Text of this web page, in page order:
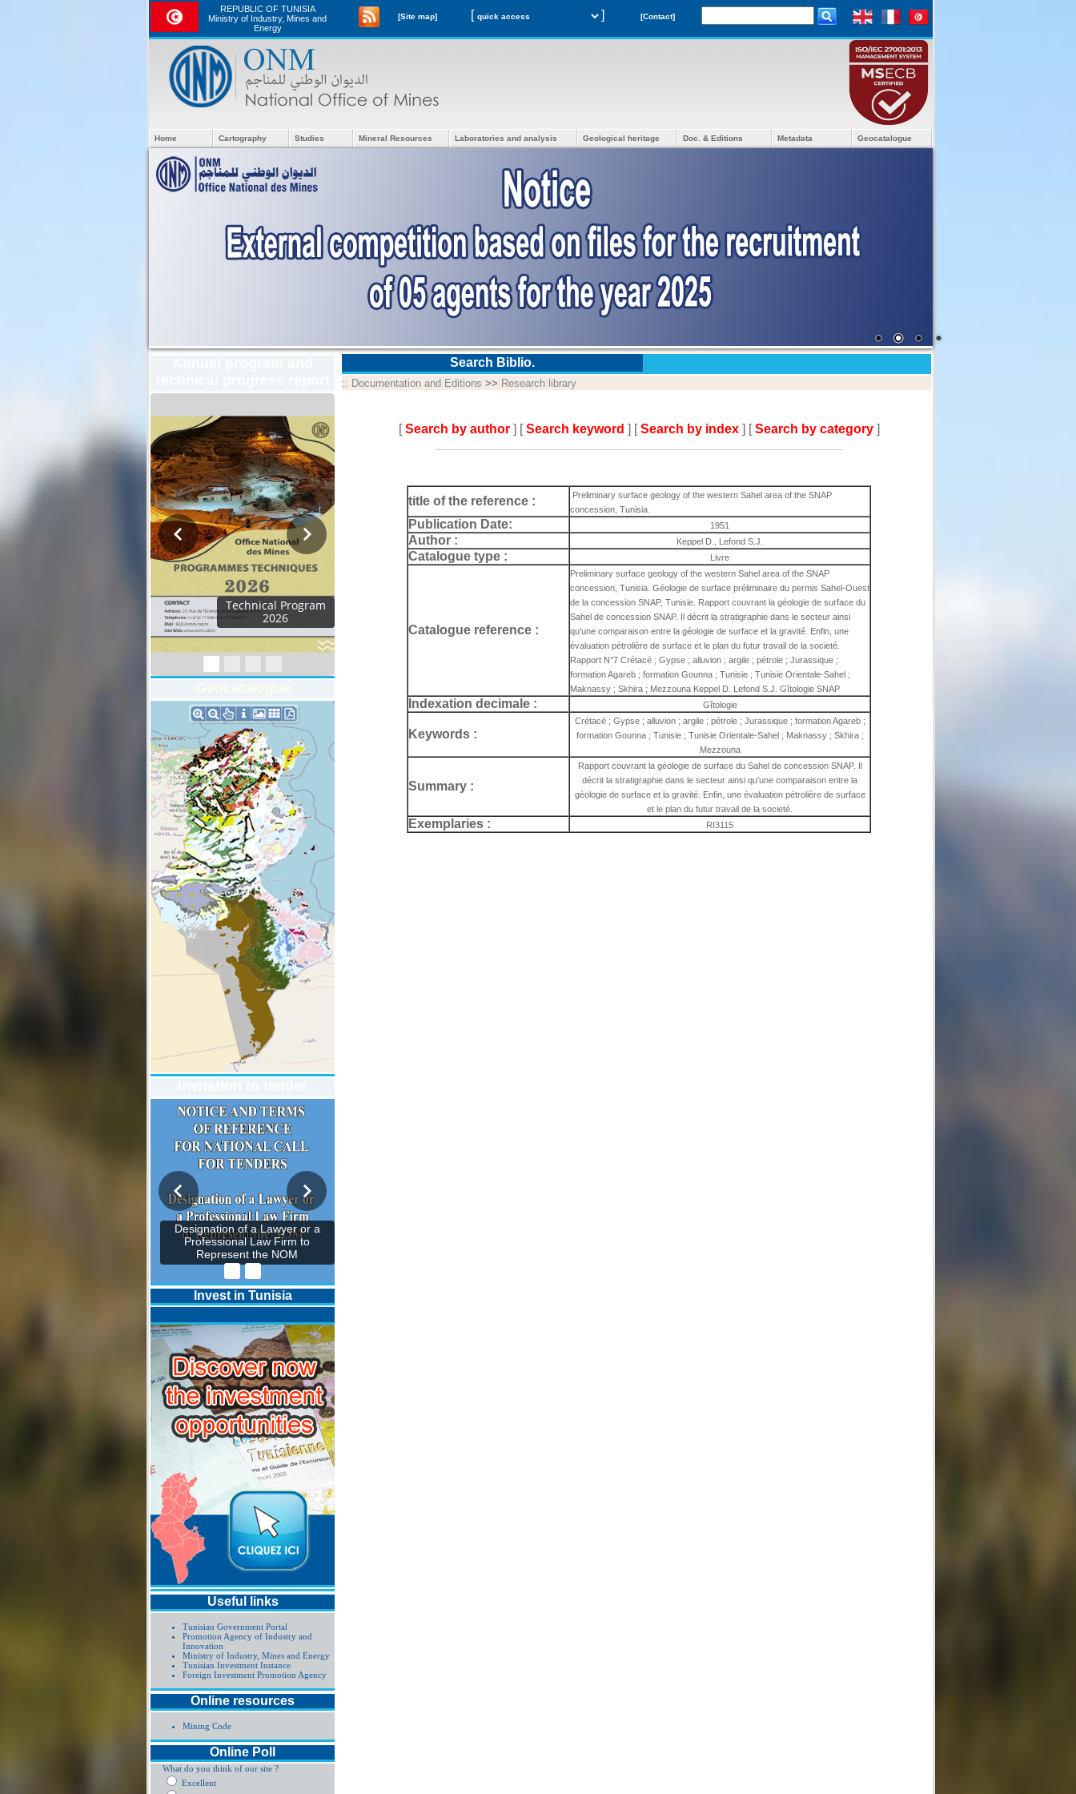
REPUBLIC OF TUNISIA
Ministry of Industry, Mines and
Energy
[Site map] [ ] [Contact]
Home Cartography Studies Mineral Resources Laboratories and analysis Geological heritage Doc. & Editions Metadata Geocatalogue
Technical Program
2026
Designation of a Lawyer or a
Professional Law Firm to
Represent the NOM
Invest in Tunisia
Useful links
Tunisian Government Portal
Promotion Agency of Industry and
Innovation
Ministry of Industry, Mines and Energy
Tunisian Investment Instance
Foreign Investment Promotion Agency
Online resources
Mining Code
Online Poll
What do you think of our site ?
Excellent
Search Biblio.
:: Documentation and Editions >> Research library
[Search by author ] [Search keyword ] [Search by index ] [Search by category ]
title of the reference :
Preliminary surface geology of the western Sahel area of the SNAP
concession, Tunisia.
Publication Date: 1951
Author : Keppel D., Lefond S.J.
Catalogue type : Livre
Catalogue reference :
Preliminary surface geology of the western Sahel area of the SNAP
concession, Tunisia. Géologie de surface préliminaire du permis Sahel-Ouest
de la concession SNAP, Tunisie. Rapport couvrant la géologie de surface du
Sahel de concession SNAP. Il décrit la stratigraphie dans le secteur ainsi
qu'une comparaison entre la géologie de surface et la gravité. Enfin, une
évaluation pétrolière de surface et le plan du futur travail de la societé.
Rapport N°7 Crétacé ; Gypse ; alluvion ; argile ; pétrole ; Jurassique ;
formation Agareb ; formation Gounna ; Tunisie ; Tunisie Orientale-Sahel ;
Maknassy ; Skhira ; Mezzouna Keppel D. Lefond S.J. Gîtologie SNAP
Indexation decimale : Gîtologie
Keywords :
Crétacé ; Gypse ; alluvion ; argile ; pétrole ; Jurassique ; formation Agareb ;
formation Gounna ; Tunisie ; Tunisie Orientale-Sahel ; Maknassy ; Skhira ;
Mezzouna
Summary :
Rapport couvrant la géologie de surface du Sahel de concession SNAP. Il
décrit la stratigraphie dans le secteur ainsi qu'une comparaison entre la
géologie de surface et la gravité. Enfin, une évaluation pétrolière de surface
et le plan du futur travail de la societé.
Exemplaries : RI3115